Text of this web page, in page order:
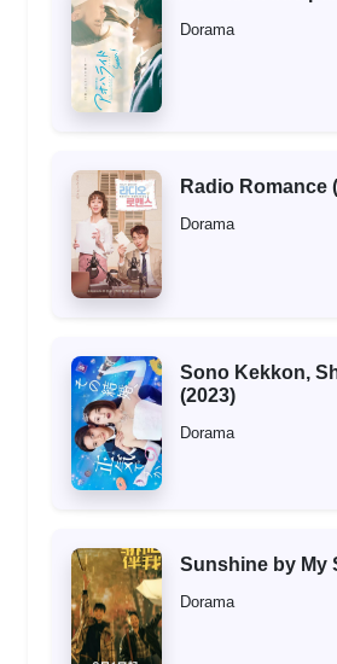
Dorama
Radio Romance
Dorama
Sono Kekkon,
(2023)
Dorama
Sunshine by My
Dorama